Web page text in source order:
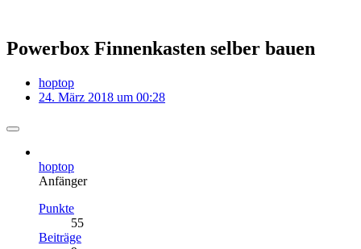
Powerbox Finnenkasten selber bauen
hoptop
24. März 2018 um 00:28
hoptop
Anfänger
Punkte
55
Beiträge